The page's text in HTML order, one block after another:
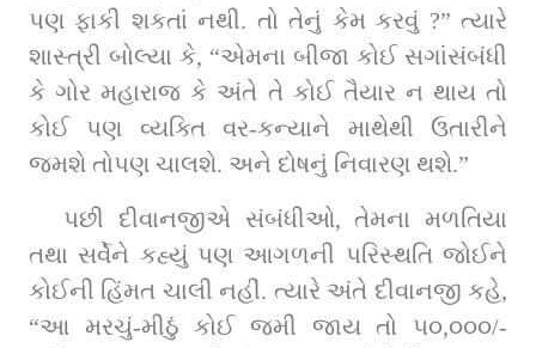
પણ ફાકી શકતાં નથી. તો તેનું કેમ કરવું ?” ત્યારે
શાસ્ત્રી બોલ્યા કે, “એમના બીજા કોઈ સગાંસંબંધી
કે ગોર મહારાજ કે અંતે તે કોઈ તૈયાર ન થાય તો
કોઈ પણ વ્યક્તિ વર-કન્યાને માથેથી ઉતારીને
જમશે તોપણ ચાલશે. અને દોષનું નિવારણ થશે.”
પછી દીવાનજીએ સંબંધીઓ, તેમના મળતિયા
તથા સર્વેને કહ્યું પણ આગળની પરિસ્થતિ જોઈને
કોઈની હિંમત ચાલી નહીં. ત્યારે અંતે દીવાનજી કહે,
“આ મરચું-મીઠું કોઈ જમી જાય તો ૫૦,૦૦૦/-